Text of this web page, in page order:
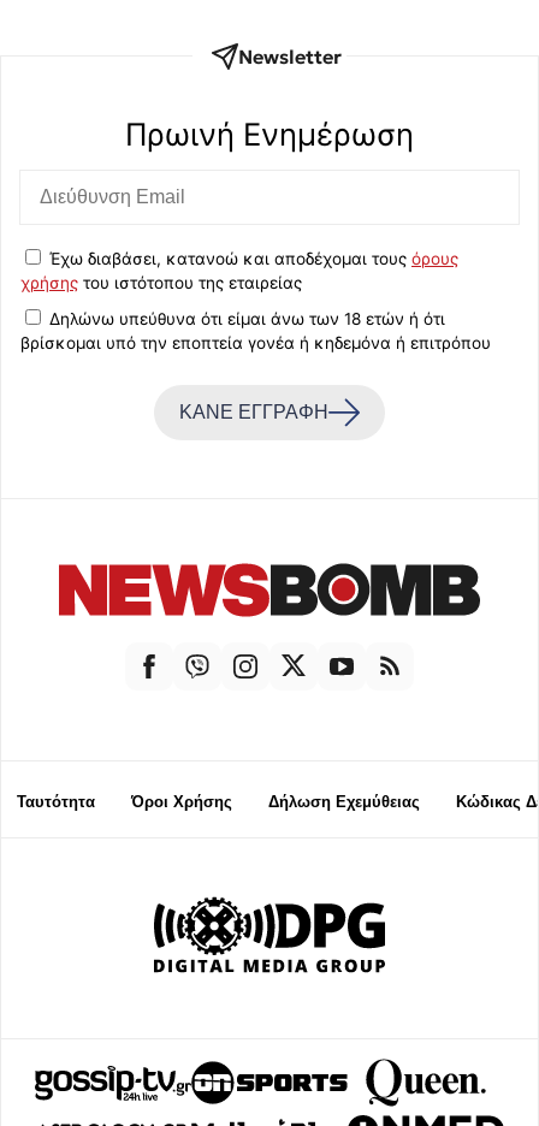
Newsletter
Πρωινή Eνημέρωση
Έχω διαβάσει, κατανοώ και αποδέχομαι τους όρους
χρήσης του ιστότοπου της εταιρείας
Δηλώνω υπεύθυνα ότι είμαι άνω των 18 ετών ή ότι
βρίσκομαι υπό την εποπτεία γονέα ή κηδεμόνα ή επιτρόπου
ΚΑΝΕ ΕΓΓΡΑΦΗ
Ταυτότητα Όροι Χρήσης Δήλωση Εχεμύθειας Κώδικας